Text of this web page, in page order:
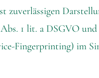
zuverlässigen
1 lit. a DSGVO
Fingerprinting) im